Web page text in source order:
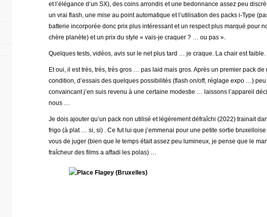
et l’élégance d‘un SX), des coins arrondis et une bedonnance assez peu
un vrai flash, une mise au point automatique et l’utilisation des packs i-Type
batterie incorporée donc prix plus intéressant et un respect plus marqué pour
chère planète) et un prix du style « vais-je craquer ? … ou pas ».
Quelques tests, vidéos, avis sur le net plus tard … je craque. La chair est faible.
Et oui, il est très, très, très gros … pas laid mais gros. Après un premier pack de
condition, d’essais des quelques possibilités (flash on/off, réglage expo …) peu
convaincant j’en suis revenu à une certaine modestie … laissons l’appareil
nous …
Je dois ajouter qu’un pack non utilisé et légèrement défraîchi (2022) trainait
frigo (à plat … si, si) . Ce fut lui que j’emmenai pour une petite sortie
vous de juger (bien que le temps était assez peu lumineux, je pense que le
fraîcheur des films a affadi les polas) …